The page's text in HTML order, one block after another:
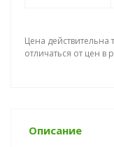
Цена
отличаться от цен в
Описание